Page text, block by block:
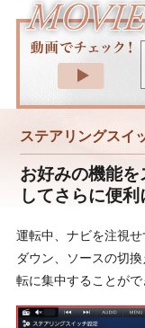
ステアリングスイ
お好みの機能
してさらに便利
運転中、ナビを注視
ダウン、ソースの切
転に集中することがで